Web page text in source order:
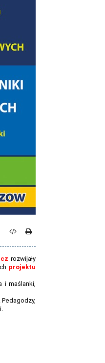
rozwijały
projektu
i maślanki,